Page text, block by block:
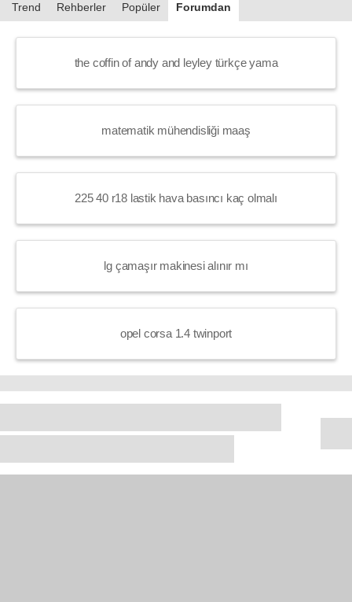
Trend Rehberler Popüler Forumdan
the coffin of andy and leyley türkçe yama
matematik mühendisliği maaş
225 40 r18 lastik hava basıncı kaç olmalı
lg çamaşır makinesi alınır mı
opel corsa 1.4 twinport